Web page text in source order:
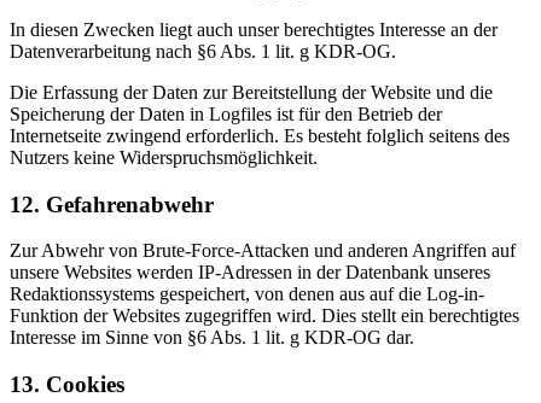
In diesen Zwecken liegt auch unser berechtigtes Interesse an der
Datenverarbeitung nach §6 Abs. 1 lit. g KDR-OG.
Die Erfassung der Daten zur Bereitstellung der Website und die
Speicherung der Daten in Logfiles ist für den Betrieb der
Internetseite zwingend erforderlich. Es besteht folglich seitens des
Nutzers keine Widerspruchsmöglichkeit.
12. Gefahrenabwehr
Zur Abwehr von Brute-Force-Attacken und anderen Angriffen auf
unsere Websites werden IP-Adressen in der Datenbank unseres
Redaktionssystems gespeichert, von denen aus auf die Log-in-
Funktion der Websites zugegriffen wird. Dies stellt ein berechtigtes
Interesse im Sinne von §6 Abs. 1 lit. g KDR-OG dar.
13. Cookies